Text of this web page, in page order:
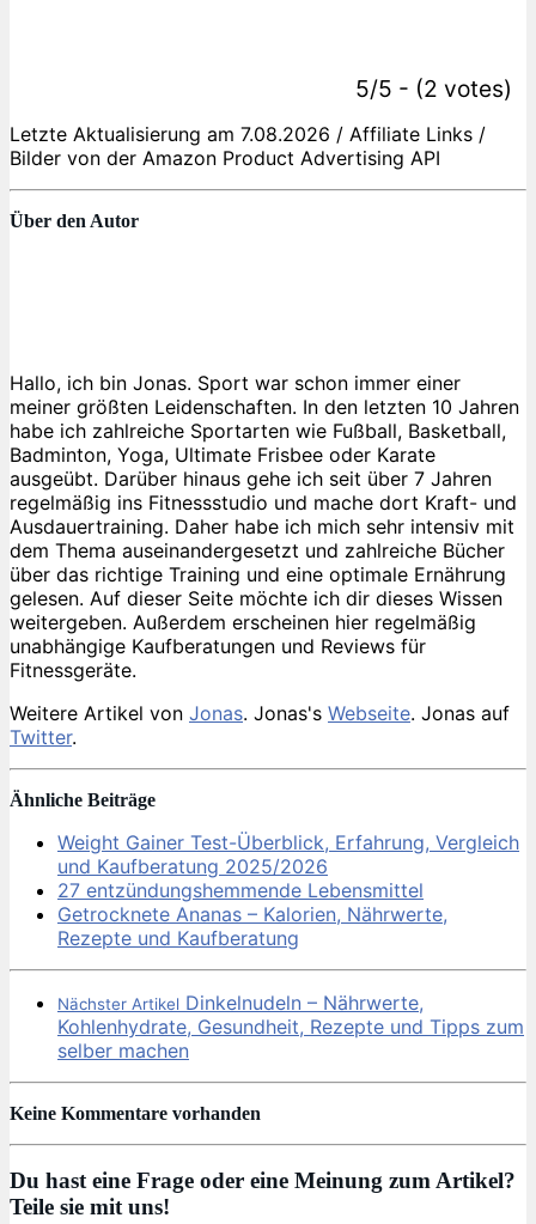
5/5 - (2 votes)
Letzte Aktualisierung am 7.08.2026 / Affiliate Links /
Bilder von der Amazon Product Advertising API
Über den Autor
Hallo, ich bin Jonas. Sport war schon immer einer
meiner größten Leidenschaften. In den letzten 10 Jahren
habe ich zahlreiche Sportarten wie Fußball, Basketball,
Badminton, Yoga, Ultimate Frisbee oder Karate
ausgeübt. Darüber hinaus gehe ich seit über 7 Jahren
regelmäßig ins Fitnessstudio und mache dort Kraft- und
Ausdauertraining. Daher habe ich mich sehr intensiv mit
dem Thema auseinandergesetzt und zahlreiche Bücher
über das richtige Training und eine optimale Ernährung
gelesen. Auf dieser Seite möchte ich dir dieses Wissen
weitergeben. Außerdem erscheinen hier regelmäßig
unabhängige Kaufberatungen und Reviews für
Fitnessgeräte.
Weitere Artikel von Jonas. Jonas's Webseite. Jonas auf
Twitter.
Ähnliche Beiträge
Weight Gainer Test-Überblick, Erfahrung, Vergleich
und Kaufberatung 2025/2026
27 entzündungshemmende Lebensmittel
Getrocknete Ananas – Kalorien, Nährwerte,
Rezepte und Kaufberatung
Nächster Artikel Dinkelnudeln – Nährwerte,
Kohlenhydrate, Gesundheit, Rezepte und Tipps zum
selber machen
Keine Kommentare vorhanden
Du hast eine Frage oder eine Meinung zum Artikel?
Teile sie mit uns!